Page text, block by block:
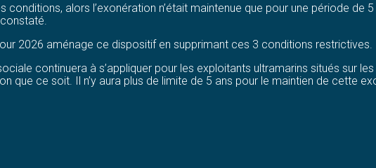
conditions, alors l’exonération n’était maintenue que pour une période de
2026 aménage ce dispositif en supprimant ces 3 conditions restrictives.
continuera à s’appliquer pour les exploitants ultramarins situés sur
que ce soit. Il n’y aura plus de limite de 5 ans pour le maintien de cette